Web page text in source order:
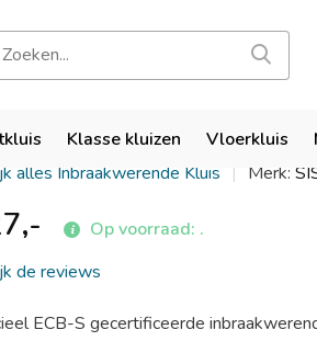
Klasse kluizen Vloerkluis
MT3+ EL
alles Inbraakwerende Kluis Merk:
Op voorraad: .
de reviews
ECB-S gecertificeerde